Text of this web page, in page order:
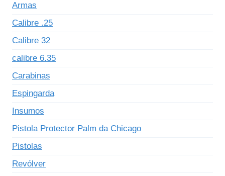
Armas
Calibre .25
Calibre 32
calibre 6.35
Carabinas
Espingarda
Insumos
Pistola Protector Palm da Chicago
Pistolas
Revólver